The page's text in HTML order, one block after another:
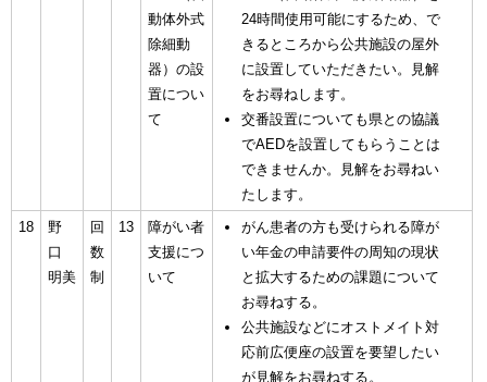
動体外式
除細動
器）の設
置につい
て
24時間使用可能にするため、で
きるところから公共施設の屋外
に設置していただきたい。見解
をお尋ねします。
交番設置についても県との協議
でAEDを設置してもらうことは
できませんか。見解をお尋ねい
たします。
18
野
口
明美
回
数
制
13
障がい者
支援につ
いて
がん患者の方も受けられる障が
い年金の申請要件の周知の現状
と拡大するための課題について
お尋ねする。
公共施設などにオストメイト対
応前広便座の設置を要望したい
が見解をお尋ねする。